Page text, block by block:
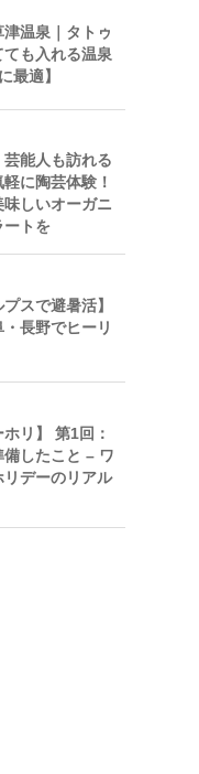
津温泉｜タトゥ
ても入れる温泉
最適】
芸能人も訪れる
に陶芸体験！
しいオーガニ
ートを
プスで避暑活】
長野でヒーリ
ホリ】 第1回：
備したこと – ワ
リデーのリアル